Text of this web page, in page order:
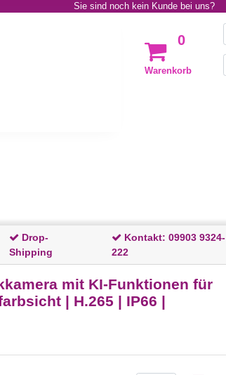
Sie sind noch kein Kunde bei uns?
0
Warenkorb
Drop-
Shipping
Kontakt:09903 9324-
222
mit KI-Funktionen für
| H.265 | IP66 |